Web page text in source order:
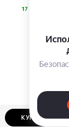
КУПИТЬ В
Greenworks
17 990